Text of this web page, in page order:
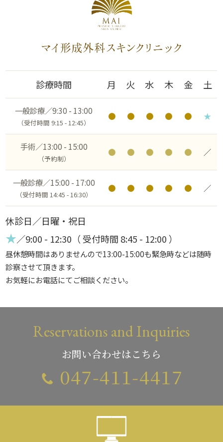
診療時間 月 火 水 木 金 土
一般診療／9:30 - 13:00
（受付時間 9:15 - 12:45）
● ● ● ● ● ★
手術／13:00 - 15:00
（予約制）
● ● ● ● ● ／
一般診療／15:00 - 17:00
（受付時間 14:45 - 16:30）
● ● ● ● ● ／
休診日／日曜・祝日
★／9:00 - 12:30（ 受付時間 8:45 - 12:00 ）
昼休憩時間はありませんので13:00-15:00も緊急時などは随時
診察させて頂きます。
お気軽にお電話にてご相談ください。
Reservations and Inquiries
お問い合わせはこちら